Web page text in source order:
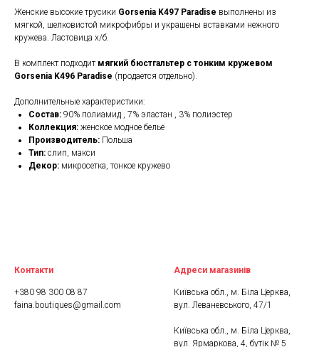
Женские высокие трусики Gorsenia K497 Paradise выполнены из
мягкой, шелковистой микрофибры и украшены вставками нежного
кружева. Ластовица х/б.
В комплект подходит мягкий бюстгальтер с тонким кружевом
Gorsenia K496 Paradise (продается отдельно).
Дополнительные характеристики:
Состав: 90% полиамид , 7% эластан , 3% полиэстер
Коллекция: женское модное бельё
Производитель: Польша
Тип: слип, макси
Декор: микросетка, тонкое кружево
Контакти
+380 98 300 08 87
faina.boutiques@gmail.com
Адреси магазинів
Київська обл., м. Біла Церква,
вул. Леваневського, 47/1
Київська обл., м. Біла Церква,
вул. Ярмаркова, 4, бутік № 5